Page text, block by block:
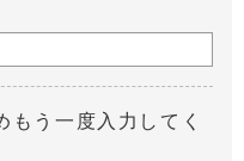
もう一度入力してく